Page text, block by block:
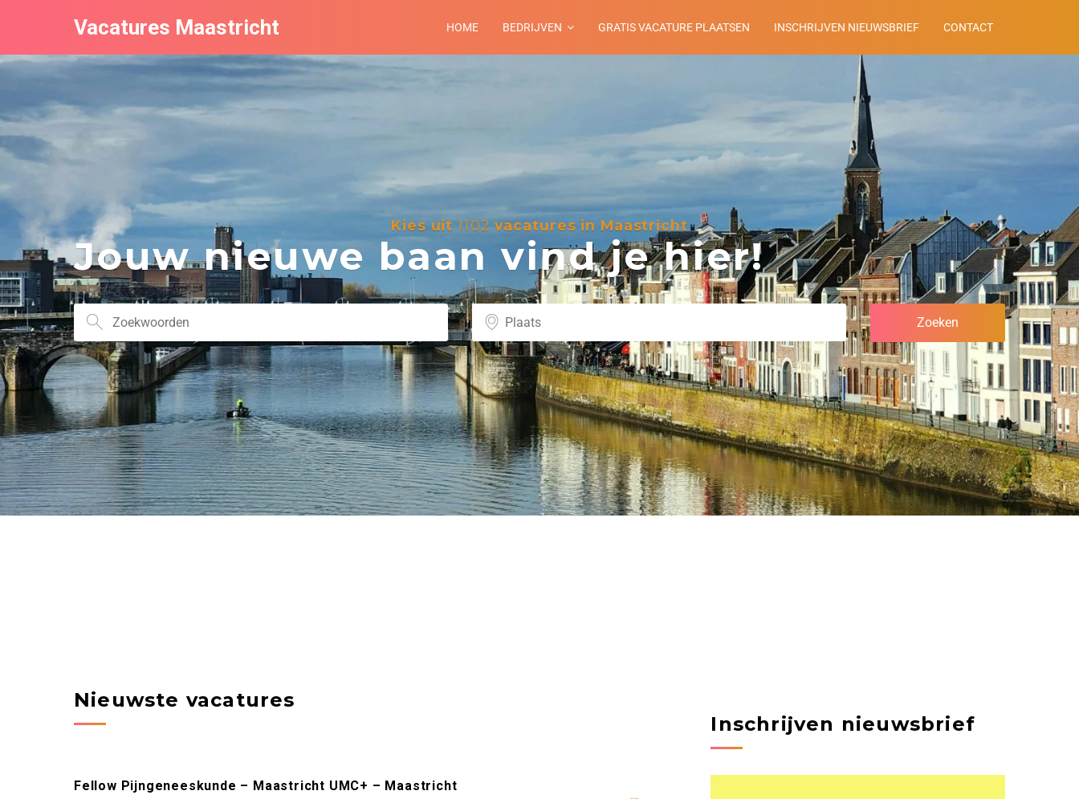
Vacatures Maastricht HOME BEDRIJVEN GRATIS VACATURE PLAATSEN INSCHRIJVEN NIEUWSBRIEF CONTACT
Kies uit1102 vacatures in Maastricht
Jouw nieuwe baan vind je hier!
Nieuwste vacatures
Fellow Pijngeneeskunde – Maastricht UMC+ – Maastricht
Inschrijven nieuwsbrief